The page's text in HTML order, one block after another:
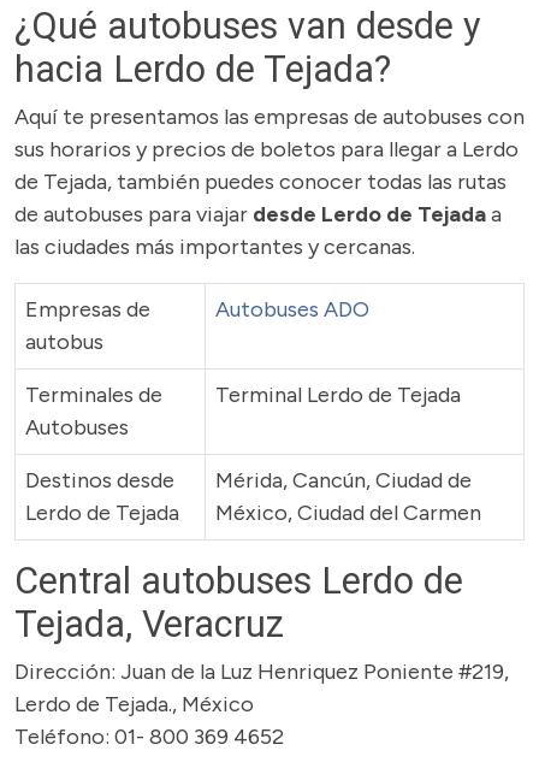
¿Qué autobuses van desde y
hacia Lerdo de Tejada?
Aquí te presentamos las empresas de autobuses con
sus horarios y precios de boletos para llegar a Lerdo
de Tejada, también puedes conocer todas las rutas
de autobuses para viajar desde Lerdo de Tejadaa
las ciudades más importantes y cercanas.
Empresas de
autobus
Autobuses ADO
Terminales de
Autobuses
Terminal Lerdo de Tejada
Destinos desde
Lerdo de Tejada
Mérida, Cancún, Ciudad de
México, Ciudad del Carmen
Central autobuses Lerdo de
Tejada, Veracruz
Dirección: Juan de la Luz Henriquez Poniente #219,
Lerdo de Tejada., México
Teléfono: 01- 800 369 4652